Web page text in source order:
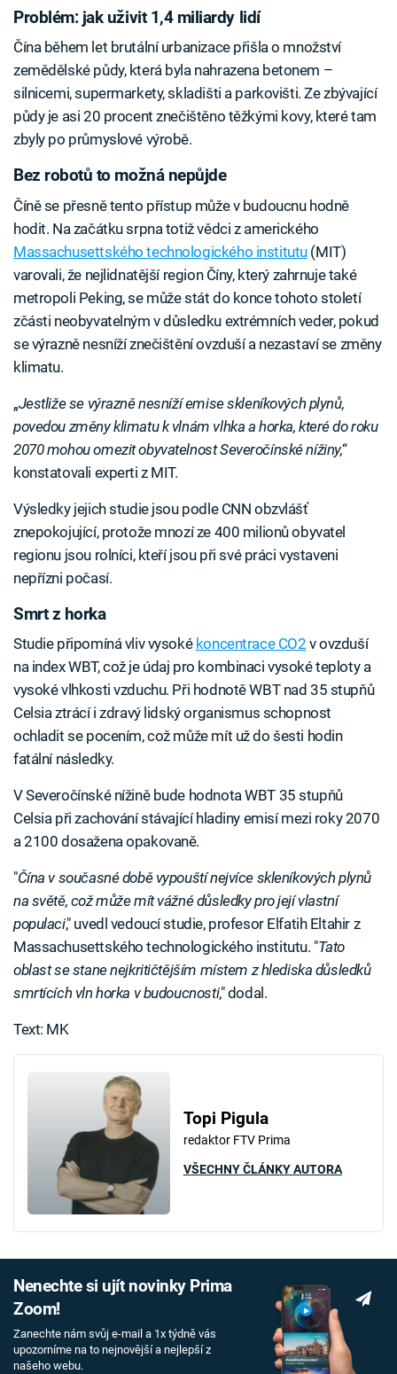
Problém: jak uživit 1,4 miliardy lidí
Čína během let brutální urbanizace přišla o množství
zemědělské půdy, která byla nahrazena betonem –
silnicemi, supermarkety, skladišti a parkovišti. Ze zbývající
půdy je asi 20 procent znečištěno těžkými kovy, které tam
zbyly po průmyslové výrobě.
Bez robotů to možná nepůjde
Číně se přesně tento přístup může v budoucnu hodně
hodit. Na začátku srpna totiž vědci z amerického
Massachusettského technologického institutu(MIT)
varovali, že nejlidnatější region Číny, který zahrnuje také
metropoli Peking, se může stát do konce tohoto století
zčásti neobyvatelným v důsledku extrémních veder, pokud
se výrazně nesníží znečištění ovzduší a nezastaví se změny
klimatu.
„Jestliže se výrazně nesníží emise skleníkových plynů,
povedou změny klimatu k vlnám vlhka a horka, které do roku
2070 mohou omezit obyvatelnost Severočínské nížiny,“
konstatovali experti z MIT.
Výsledky jejich studie jsou podle CNN obzvlášť
znepokojující, protože mnozí ze 400 milionů obyvatel
regionu jsou rolníci, kteří jsou při své práci vystaveni
nepřízni počasí.
Smrt z horka
Studie připomíná vliv vysoké koncentrace CO2 v ovzduší
na index WBT, což je údaj pro kombinaci vysoké teploty a
vysoké vlhkosti vzduchu. Při hodnotě WBT nad 35 stupňů
Celsia ztrácí i zdravý lidský organismus schopnost
ochladit se pocením, což může mít už do šesti hodin
fatální následky.
V Severočínské nížině bude hodnota WBT 35 stupňů
Celsia při zachování stávající hladiny emisí mezi roky 2070
a 2100 dosažena opakovaně.
"Čína v současné době vypouští nejvíce skleníkových plynů
na světě, což může mít vážné důsledky pro její vlastní
populaci," uvedl vedoucí studie, profesor Elfatih Eltahir z
Massachusettského technologického institutu. "Tato
oblast se stane nejkritičtějším místem z hlediska důsledků
smrtících vln horka v budoucnosti," dodal.
Text: MK
Topi Pigula
redaktor FTV Prima
VŠECHNY ČLÁNKY AUTORA
Nenechte si ujít novinky Prima
Zoom!
Zanechte nám svůj e-mail a 1x týdně vás
upozorníme na to nejnovější a nejlepší z
našeho webu.